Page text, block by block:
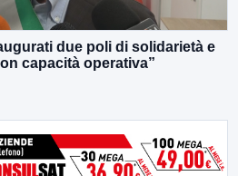
due poli di solidarietà e
capacità operativa”